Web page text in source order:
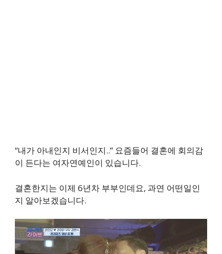
“내가 아내인지 비서인지..” 요즘들어 결혼에 회의감
이 든다는 여자연예인이 있습니다.
결혼한지는 이제 6년차 부부인데요, 과연 어떤일인
지 알아보겠습니다.